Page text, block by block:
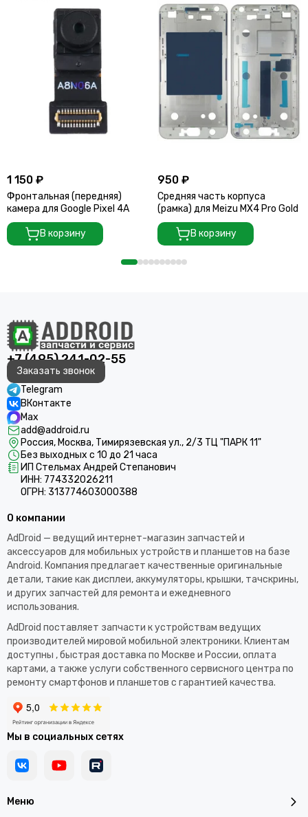
1 150 ₽
Фронтальная (передняя)
камера для Google Pixel 4A
В корзину
950 ₽
Средняя часть корпуса
(рамка) для Meizu MX4 Pro Gold
В корзину
+7 (495) 241-02-55
Заказать звонок
Telegram
ВКонтакте
Max
add@addroid.ru
Россия, Москва, Тимирязевская ул., 2/3 ТЦ "ПАРК 11"
Без выходных с 10 до 21 часа
ИП Стельмах Андрей Степанович
ИНН: 774332026211
ОГРН: 313774603000388
Меню
О компании
AdDroid — ведущий интернет-магазин запчастей и
аксессуаров для мобильных устройств и планшетов на базе
Android. Компания предлагает качественные оригинальные
детали, такие как дисплеи, аккумуляторы, крышки, тачскрины,
и других запчастей для ремонта и ежедневного
использования.​
AdDroid поставляет запчасти к устройствам ведущих
производителей мировой мобильной электроники. Клиентам
доступны , быстрая доставка по Москве и России, оплата
картами, а также услуги собственного сервисного центра по
ремонту смартфонов и планшетов с гарантией качества.
Мы в социальных сетях